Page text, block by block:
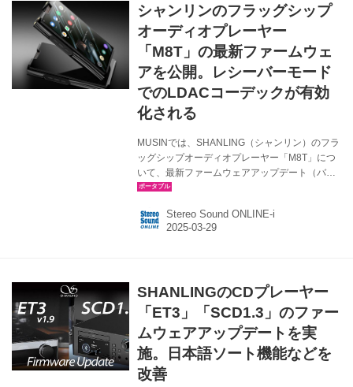
利用することで、スマートフォンやタブレット
等からのアクセスにも対応し、ミラーリングシ
ステムを起動することで、手元でもS...
シャンリンのフラッグシップ
オーディオプレーヤー
「M8T」の最新ファームウェ
アを公開。レシーバーモード
でのLDACコーデックが有効
化される
MUSINでは、SHANLING（シャンリン）のフラ
ッグシップオーディオプレーヤー「M8T」につ
いて、最新ファームウェアアップデート（バー
ジョン1.28）を公開した。 ●V1.25で発生してい
ド）でのLDACコーデックを有効化 ●クイックア
クセスメニューにデジタルフィルター設定を追
表示されるのでそのままダウンロードし、アッ
プデートファイルのインストールを実行すれば
いい。 ローカルアップデートを行いたい...
Stereo Sound ONLINE-i
SHANLINGのCDプレーヤー
「ET3」「SCD1.3」のファー
ムウェアアップデートを実
施。日本語ソート機能などを
改善